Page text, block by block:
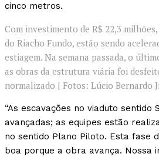
cinco metros.
Com investimento de R$ 22,3
do Riacho Fundo, estão sendo
estiagem. Na semana passada, o
as obras da estrutura viária foi
normalizado | Fotos: Lúcio Bernardo
“As escavações no viaduto sentido
avançadas; as equipes estão
no sentido Plano Piloto. Esta fase
boa porque a obra avança. Nossa